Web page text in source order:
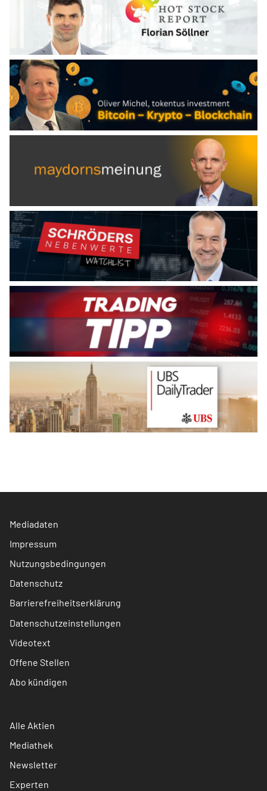
Mediadaten
Impressum
Nutzungsbedingungen
Datenschutz
Barrierefreiheitserklärung
Datenschutzeinstellungen
Videotext
Offene Stellen
Abo kündigen
Alle Aktien
Mediathek
Newsletter
Experten